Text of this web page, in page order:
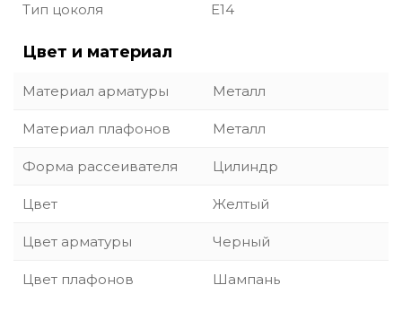
Тип цоколя E14
Цвет и материал
Материал арматуры Металл
Материал плафонов Металл
Форма рассеивателя Цилиндр
Цвет Желтый
Цвет арматуры Черный
Цвет плафонов Шампань